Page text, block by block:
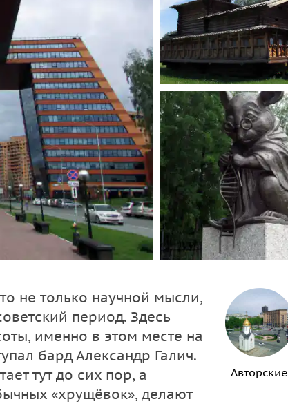
не только научной мысли,
период. Здесь
именно в этом месте на
бард Александр Галич.
тут до сих пор, а
«хрущёвок», делают
Авторские